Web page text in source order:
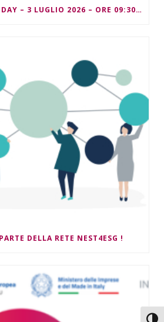
ESG NETWORKING DAY – 3 LUGLIO 2026 – ORE 09:30/13:00
DELLA RETE NEST4ESG !